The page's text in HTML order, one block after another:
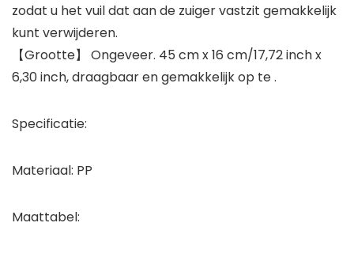
zodat u het vuil dat aan de zuiger vastzit gemakkelijk
kunt verwijderen.
【Grootte】 Ongeveer. 45 cm x 16 cm/17,72 inch x
6,30 inch, draagbaar en gemakkelijk op te .
Specificatie:
Materiaal: PP
Maattabel: